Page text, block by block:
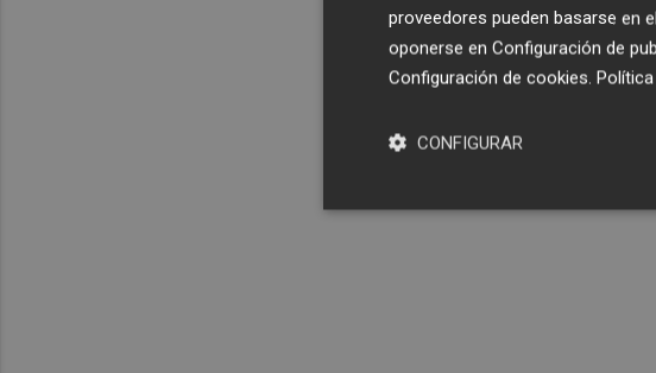
proveedores pueden basarse en
oponerse en Configuración de
Configuración de cookies.
CONFIGURAR